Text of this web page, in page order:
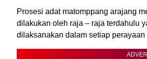
Prosesi adat matomppang arajang
dilakukan oleh raja – raja terdahulu
dilaksanakan dalam setiap